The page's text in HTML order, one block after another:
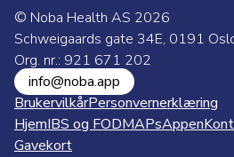
© Noba Health AS 2026
Schweigaards gate 34E, 0191
Org. nr.: 921 671 202
info@noba.app
BrukervilkårPersonvernerklæring
HjemIBS og FODMAPsAppen
Gavekort